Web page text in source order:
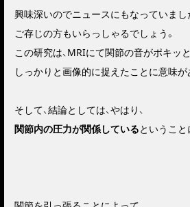
興味深いのでニュースにもなっていまし
ご存じの方もいらっしゃるでしょう。
この研究は、MRIにて関節の音がポキッ
しっかりと画像的に捉えたことに意味が
そして、結論としては、やはり、
関節内の圧力が関係しているということ